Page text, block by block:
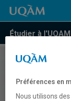
Étudier à l'UQAM
COURS//
organisation
Préférences en
Nous utilisons